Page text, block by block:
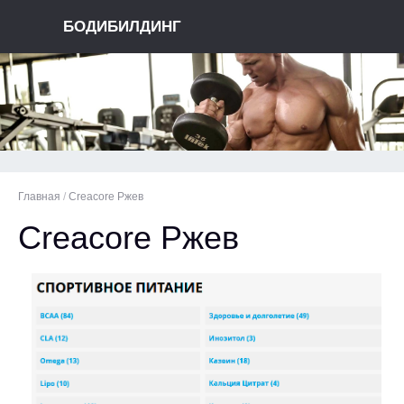
БОДИБИЛДИНГ
Главная / Creacore Ржев
Creacore Ржев